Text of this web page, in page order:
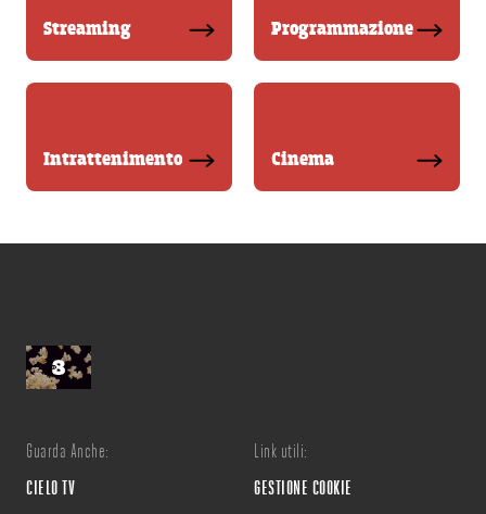
Streaming Programmazione
Intrattenimento Cinema
Guarda Anche:
CIELO TV
Link utili:
GESTIONE COOKIE